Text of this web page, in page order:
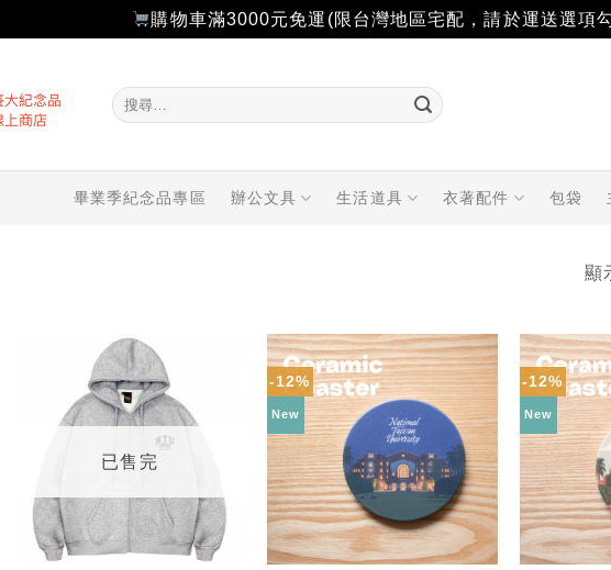
購物車滿3000元免運(限台灣地區宅配，請於運送選項
搜
尋
畢業季紀念品專區 辦公文具 生活道具 衣著配件 包袋
顯
已售完
-12%
New
加入
「願
望輕
單」
-12%
New